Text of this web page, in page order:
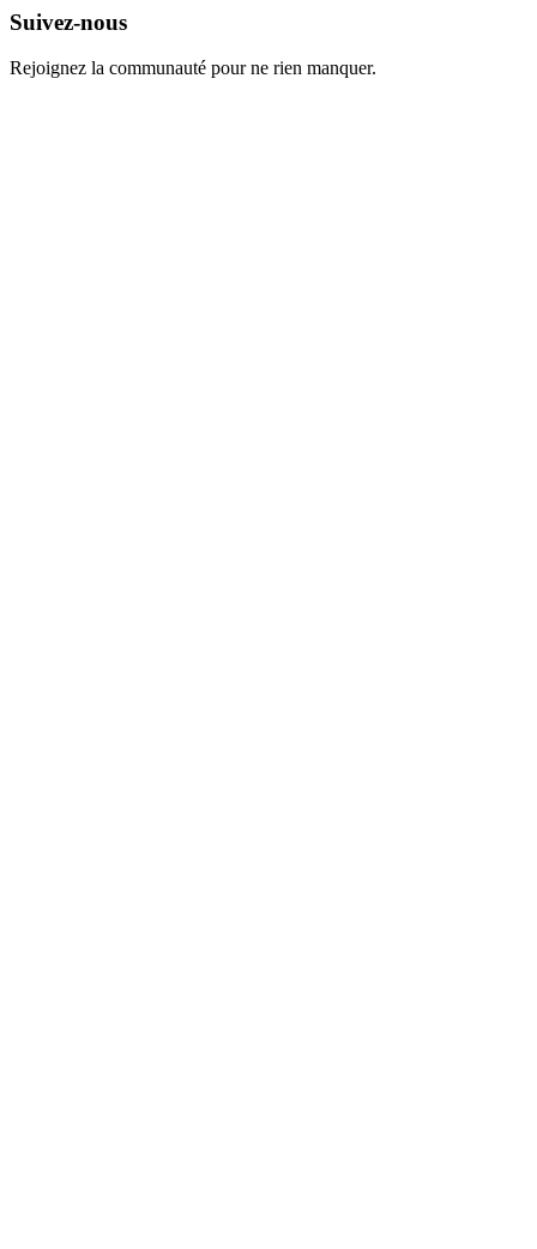
Suivez-nous
Rejoignez la communauté pour ne rien manquer.